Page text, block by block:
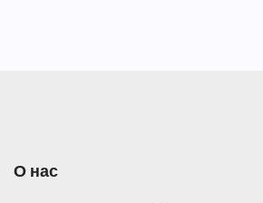
О нас